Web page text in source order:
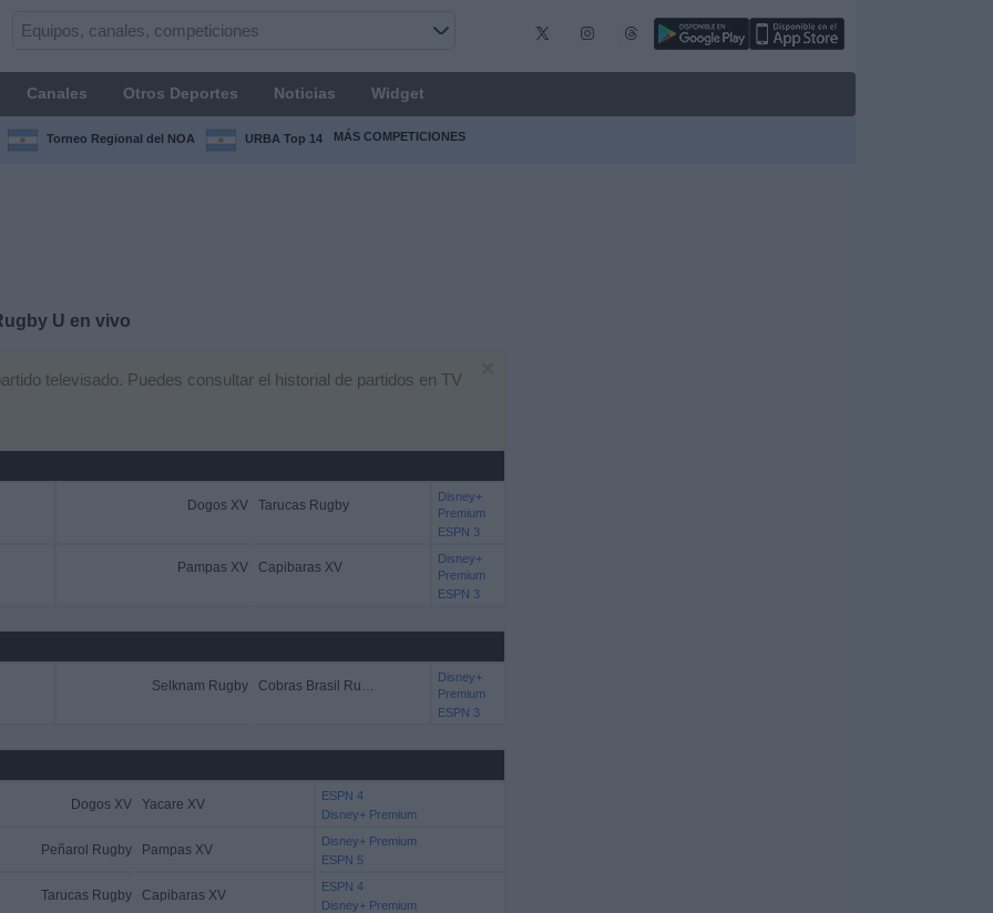
Canales Otros Deportes Noticias Widget
Torneo Regional del NOA URBA Top 14 MÁS COMPETICIONES
U en vivo
televisado. Puedes consultar el historial de partidos en TV
Dogos XV Tarucas Rugby
Disney+
Premium
ESPN 3
Pampas XV Capibaras XV
Disney+
Premium
ESPN 3
Selknam Rugby Cobras Brasil Rugby
Disney+
Premium
ESPN 3
Dogos XV Yacare XV
ESPN 4
Disney+ Premium
Peñarol Rugby Pampas XV
Disney+ Premium
ESPN 5
Tarucas Rugby Capibaras XV
ESPN 4
Disney+ Premium